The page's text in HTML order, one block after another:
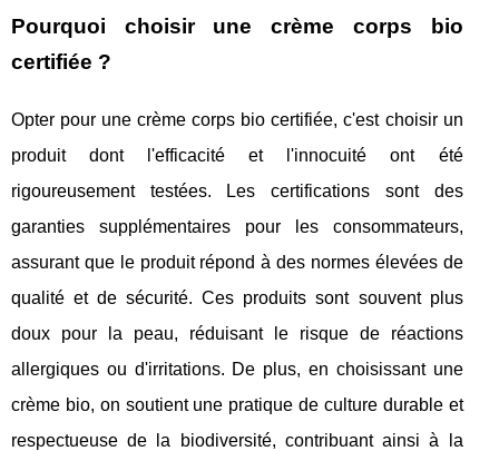
Pourquoi choisir une crème corps bio
certifiée ?
Opter pour une crème corps bio certifiée, c'est choisir un
produit dont l'efficacité et l'innocuité ont été
rigoureusement testées. Les certifications sont des
garanties supplémentaires pour les consommateurs,
assurant que le produit répond à des normes élevées de
qualité et de sécurité. Ces produits sont souvent plus
doux pour la peau, réduisant le risque de réactions
allergiques ou d'irritations. De plus, en choisissant une
crème bio, on soutient une pratique de culture durable et
respectueuse de la biodiversité, contribuant ainsi à la